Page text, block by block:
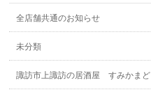
全店舗共通のお知らせ
未分類
諏訪市上諏訪の居酒屋 すみかまど